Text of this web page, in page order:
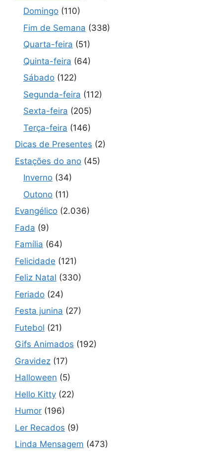
Domingo (110)
Fim de Semana (338)
Quarta-feira (51)
Quinta-feira (64)
Sábado (122)
Segunda-feira (112)
Sexta-feira (205)
Terça-feira (146)
Dicas de Presentes (2)
Estações do ano (45)
Inverno (34)
Outono (11)
Evangélico (2.036)
Fada (9)
Família (64)
Felicidade (121)
Feliz Natal (330)
Feriado (24)
Festa junina (27)
Futebol (21)
Gifs Animados (192)
Gravidez (17)
Halloween (5)
Hello Kitty (22)
Humor (196)
Ler Recados (9)
Linda Mensagem (473)